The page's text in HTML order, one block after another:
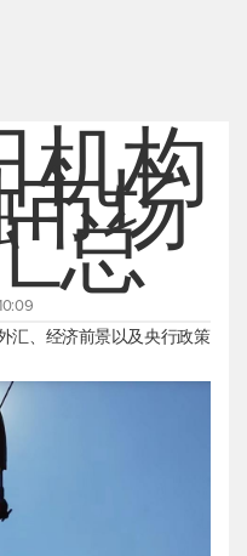
机构
场
总
汇、经济前景以及央行政策